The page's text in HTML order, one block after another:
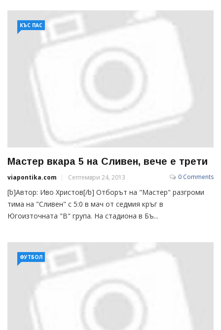
КЪС ПАС
Мастер вкара 5 на Сливен, вече е трети
viapontika.com Септември 24, 2013 0 Comments
[b]Автор: Иво Христов[/b] Отборът на "Мастер" разгроми
тима на "Сливен" с 5:0 в мач от седмия кръг в
Югоизточната "В" група. На стадиона в Бъ...
ФУТБОЛ